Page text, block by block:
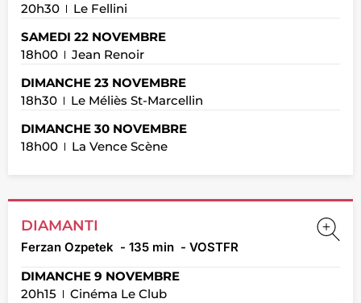
20h30
Le Fellini
SAMEDI 22 NOVEMBRE
18h00
Jean Renoir
DIMANCHE 23 NOVEMBRE
18h30
Le Méliès St-Marcellin
DIMANCHE 30 NOVEMBRE
18h00
La Vence Scène
DIMANCHE 9 NOVEMBRE
20h15
Cinéma Le Club
DIAMANTI
Ferzan Ozpetek - 135 min - VOSTFR